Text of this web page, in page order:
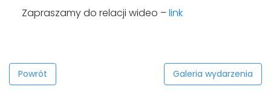
Zapraszamy do relacji wideo –link
Powrót Galeria wydarzenia